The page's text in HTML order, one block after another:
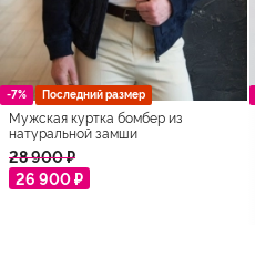
-7% Последний размер
Мужская куртка бомбер из
натуральной замши
28 900 ₽
26 900 ₽